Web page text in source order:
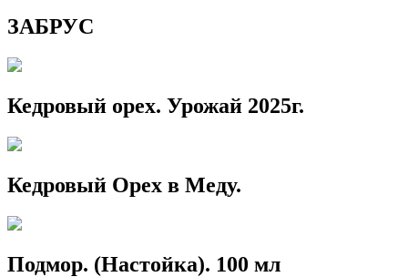
ЗАБРУС
Кедровый орех. Урожай 2025г.
Кедровый Орех в Меду.
Подмор. (Настойка). 100 мл